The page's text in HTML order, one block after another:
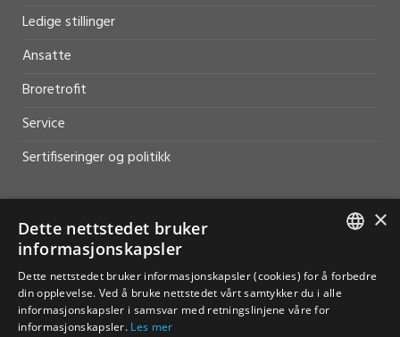
Ledige stillinger
Ansatte
Broretrofit
Service
Sertifiseringer og politikk
HJELP OG SUPPORT
Salg
Kontakt
ENGLISH
×
Dette nettstedet bruker
informasjonskapsler
Dette nettstedet bruker informasjonskapsler (cookies) for å forbedre
din opplevelse. Ved å bruke nettstedet vårt samtykker du i alle
informasjonskapsler i samsvar med retningslinjene våre for
informasjonskapsler. Les mer